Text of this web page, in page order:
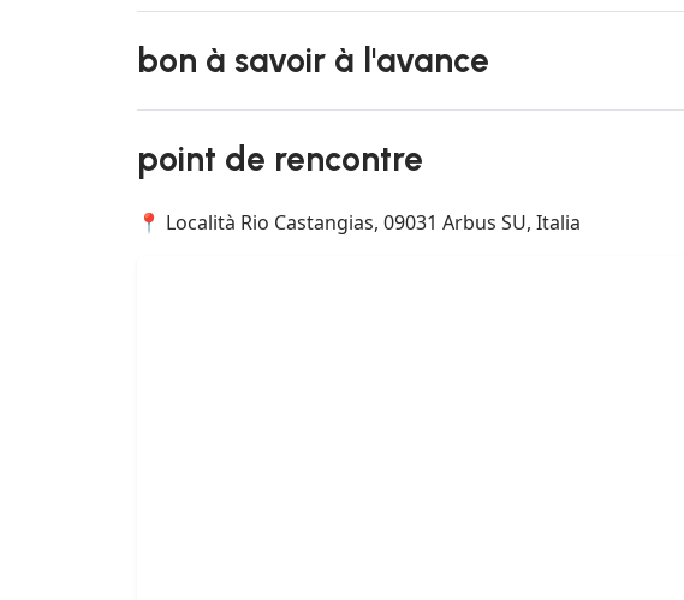
bon à savoir à l'avance
point de rencontre
📍 Località Rio Castangias, 09031 Arbus SU, Italia